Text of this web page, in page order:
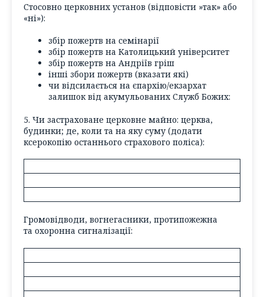
Стосовно церковних установ (відповісти »так» або
«ні»):
збір пожертв на семінарії
збір пожертв на Католицький університет
збір пожертв на Андріїв гріш
інші збори пожертв (вказати які)
чи відсилається на єпархію/екзархат
залишок від акумульованих Служб Божих:
5. Чи застраховане церковне майно: церква,
будинки; де, коли та на яку суму (додати
ксерокопію останнього страхового поліса):
Громовідводи, вогнегасники, протипожежна
та охоронна сигналізації: